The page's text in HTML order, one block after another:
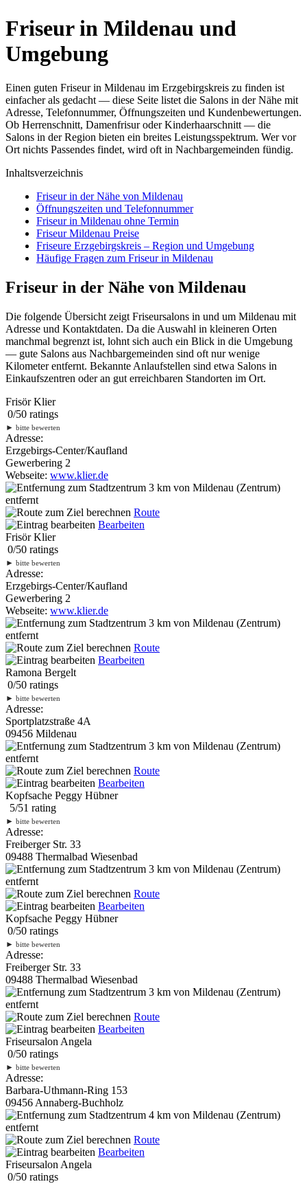
Friseur in Mildenau und
Umgebung
Einen guten Friseur in Mildenau im Erzgebirgskreis zu finden ist
einfacher als gedacht — diese Seite listet die Salons in der Nähe mit
Adresse, Telefonnummer, Öffnungszeiten und Kundenbewertungen.
Ob Herrenschnitt, Damenfrisur oder Kinderhaarschnitt — die
Salons in der Region bieten ein breites Leistungsspektrum. Wer vor
Ort nichts Passendes findet, wird oft in Nachbargemeinden fündig.
Inhaltsverzeichnis
Friseur in der Nähe von Mildenau
Öffnungszeiten und Telefonnummer
Friseur in Mildenau ohne Termin
Friseur Mildenau Preise
Friseure Erzgebirgskreis – Region und Umgebung
Häufige Fragen zum Friseur in Mildenau
Friseur in der Nähe von Mildenau
Die folgende Übersicht zeigt Friseursalons in und um Mildenau mit
Adresse und Kontaktdaten. Da die Auswahl in kleineren Orten
manchmal begrenzt ist, lohnt sich auch ein Blick in die Umgebung
— gute Salons aus Nachbargemeinden sind oft nur wenige
Kilometer entfernt. Bekannte Anlaufstellen sind etwa Salons in
Einkaufszentren oder an gut erreichbaren Standorten im Ort.
Frisör Klier
0/50 ratings
► bitte bewerten
Adresse:
Erzgebirgs-Center/Kaufland
Gewerbering 2
Webseite: www.klier.de
3 km von Mildenau (Zentrum)
entfernt
Route
Bearbeiten
Frisör Klier
0/50 ratings
► bitte bewerten
Adresse:
Erzgebirgs-Center/Kaufland
Gewerbering 2
Webseite: www.klier.de
3 km von Mildenau (Zentrum)
entfernt
Route
Bearbeiten
Ramona Bergelt
0/50 ratings
► bitte bewerten
Adresse:
Sportplatzstraße 4A
09456 Mildenau
3 km von Mildenau (Zentrum)
entfernt
Route
Bearbeiten
Kopfsache Peggy Hübner
5/51 rating
► bitte bewerten
Adresse:
Freiberger Str. 33
09488 Thermalbad Wiesenbad
3 km von Mildenau (Zentrum)
entfernt
Route
Bearbeiten
Kopfsache Peggy Hübner
0/50 ratings
► bitte bewerten
Adresse:
Freiberger Str. 33
09488 Thermalbad Wiesenbad
3 km von Mildenau (Zentrum)
entfernt
Route
Bearbeiten
Friseursalon Angela
0/50 ratings
► bitte bewerten
Adresse:
Barbara-Uthmann-Ring 153
09456 Annaberg-Buchholz
4 km von Mildenau (Zentrum)
entfernt
Route
Bearbeiten
Friseursalon Angela
0/50 ratings